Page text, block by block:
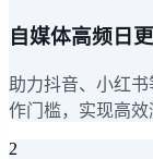
自媒体高频日更
助力抖音、小红
作门槛，实现高效
2